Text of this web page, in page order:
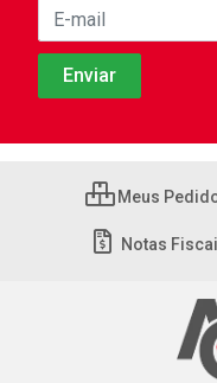
Meus
Notas